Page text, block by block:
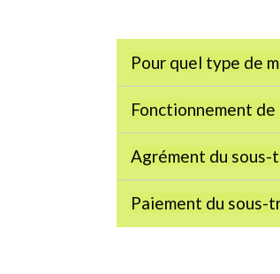
Pour quel type de
Fonctionnement
Agrément du
Paiement du sous-